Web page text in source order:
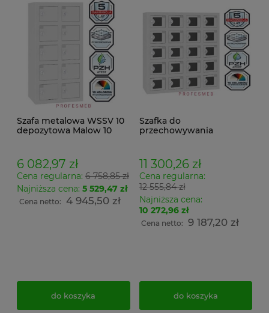
Szafa metalowa WSSV 10
depozytowa Malow 10
ładowania telefonów
wymiar 78x39x26cm
6 082,97 zł
Cena regularna: 6 758,85 zł
Najniższa cena: 5 529,47 zł
Cena netto: 4 945,50 zł
do koszyka
Szafka do
przechowywania
socjalna Malow PLEXA do
pomieszczeń socjalnych
20 skrytkowa wymiar
78x75x26cm
11 300,26 zł
Cena regularna:
12 555,84 zł
Najniższa cena:
10 272,96 zł
Cena netto: 9 187,20 zł
do koszyka